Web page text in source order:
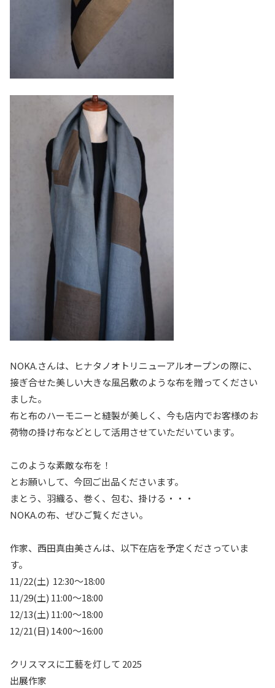
NOKA.さんは、ヒナタノオトリニューアルオープンの際に、
接ぎ合せた美しい大きな風呂敷のような布を贈ってください
ました。
布と布のハーモニーと縫製が美しく、今も店内でお客様のお
荷物の掛け布などとして活用させていただいています。
このような素敵な布を！
とお願いして、今回ご出品くださいます。
まとう、羽織る、巻く、包む、掛ける・・・
NOKA.の布、ぜひご覧ください。
作家、西田真由美さんは、以下在店を予定くださっていま
す。
11/22(土) 12:30〜18:00
11/29(土) 11:00〜18:00
12/13(土) 11:00〜18:00
12/21(日) 14:00〜16:00
クリスマスに工藝を灯して 2025
出展作家